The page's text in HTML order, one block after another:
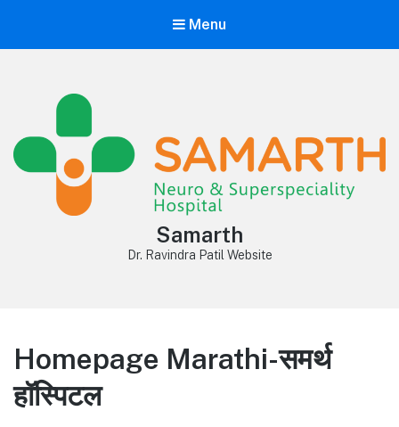
Menu
Samarth
Dr. Ravindra Patil Website
Homepage Marathi-समर्थ
हॉस्पिटल